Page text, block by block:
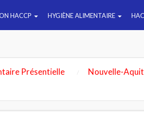
HACCP HYGIÈNE ALIMENTAIRE
Présentielle Nouvelle-